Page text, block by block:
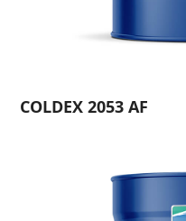
COLDEX 2053 AF